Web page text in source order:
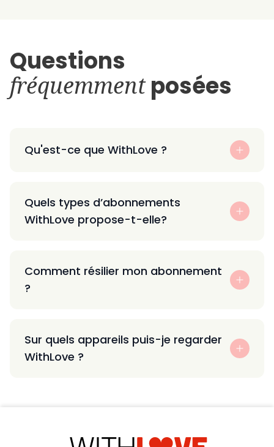
Questions
fréquemmentposées
Qu'est-ce que WithLove ?
Quels types d’abonnements
WithLove propose-t-elle?
Comment résilier mon abonnement
?
Sur quels appareils puis-je regarder
WithLove ?